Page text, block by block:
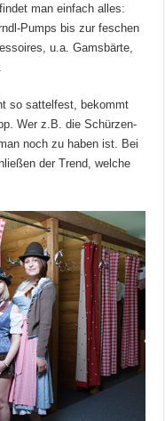
man einfach alles:
Pumps bis zur feschen
u.a. Gamsbärte,
so sattelfest, bekommt
Wer z.B. die Schürzen-
noch zu haben ist. Bei
der Trend, welche